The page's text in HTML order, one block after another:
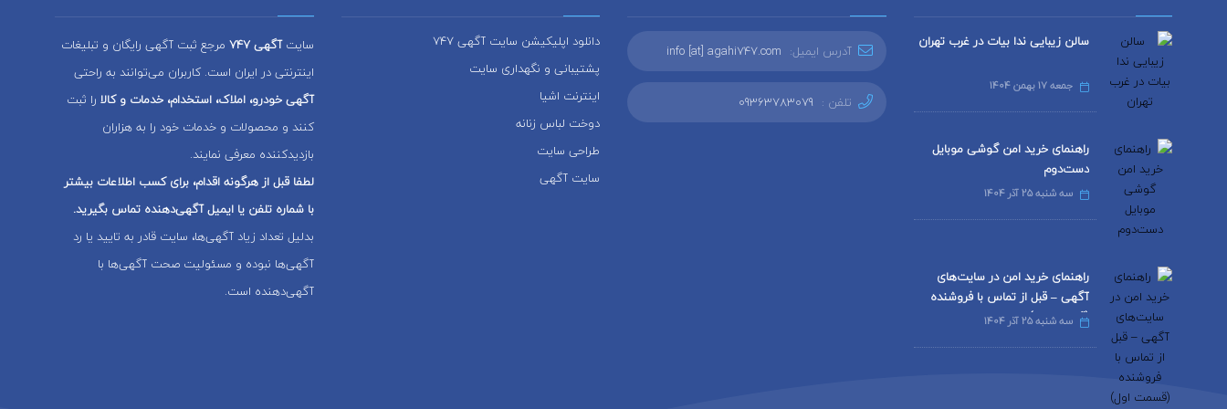
سالن زیبایی ندا بیات در غرب تهران
جمعه 17 بهمن 1404
راهنمای خرید امن گوشی موبایل
دست‌دوم
سه شنبه 25 آذر 1404
راهنمای خرید امن در سایت‌های
آگهی – قبل از تماس با فروشنده
(قسمت اول)
سه شنبه 25 آذر 1404
آدرس ایمیل: info [at] agahi747.com
تلفن : 09363783079
دانلود اپلیکیشن سایت آگهی 747
پشتیبانی و نگهداری سایت
اینترنت اشیا
دوخت لباس زنانه
طراحی سایت
سایت آگهی
سایتآگهی 747
مرجع ثبت آگهی رایگان و تبلیغات
اینترنتی در ایران است. کاربران می‌توانند به راحتی
آگهی خودرو، املاک، استخدام، خدمات و کالا را ثبت
کنند و محصولات و خدمات خود را به هزاران
بازدیدکننده معرفی نمایند.
لطفا قبل از هرگونه اقدام، برای کسب اطلاعات بیشتر
با شماره تلفن یا ایمیل آگهی‌دهنده تماس بگیرید.
بدلیل تعداد زیاد آگهی‌ها، سایت قادر به تایید یا رد
آگهی‌ها نبوده و مسئولیت صحت آگهی‌ها با
آگهی‌دهنده است.